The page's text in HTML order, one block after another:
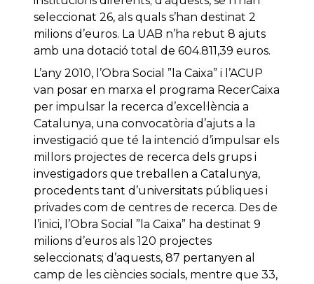
seleccionat 26, als quals s’han destinat 2
milions d’euros. La UAB n’ha rebut 8 ajuts
amb una dotació total de 604.811,39 euros.
L’any 2010, l’Obra Social ”la Caixa” i l’ACUP
van posar en marxa el programa RecerCaixa
per impulsar la recerca d’excel·lència a
Catalunya, una convocatòria d’ajuts a la
investigació que té la intenció d’impulsar els
millors projectes de recerca dels grups i
investigadors que treballen a Catalunya,
procedents tant d’universitats públiques i
privades com de centres de recerca. Des de
l’inici, l’Obra Social ”la Caixa” ha destinat 9
milions d’euros als 120 projectes
seleccionats; d’aquests, 87 pertanyen al
camp de les ciències socials, mentre que 33,